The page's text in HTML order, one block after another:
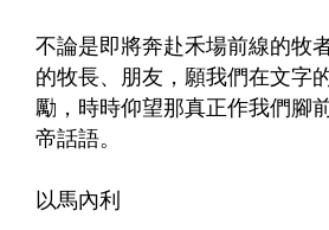
不論是即將奔赴禾場前線的牧
的牧長、朋友，願我們在文字
勵，時時仰望那真正作我們腳
帝話語。
以馬內利